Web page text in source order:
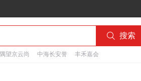
 搜索
望京云尚 中海长安誉 丰禾嘉会